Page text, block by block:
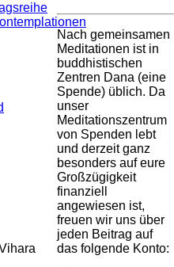
Nach gemeinsamen
Meditationen ist in
buddhistischen
Zentren Dana (eine
Spende) üblich. Da
unser
Meditationszentrum
von Spenden lebt
und derzeit ganz
besonders auf eure
Großzügigkeit
finanziell
angewiesen ist,
freuen wir uns über
jeden Beitrag auf
das folgende Konto: